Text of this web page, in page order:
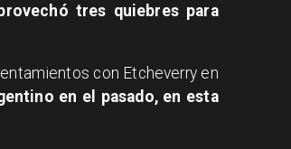
tres quiebres para
con Etcheverry en
en el pasado, en esta